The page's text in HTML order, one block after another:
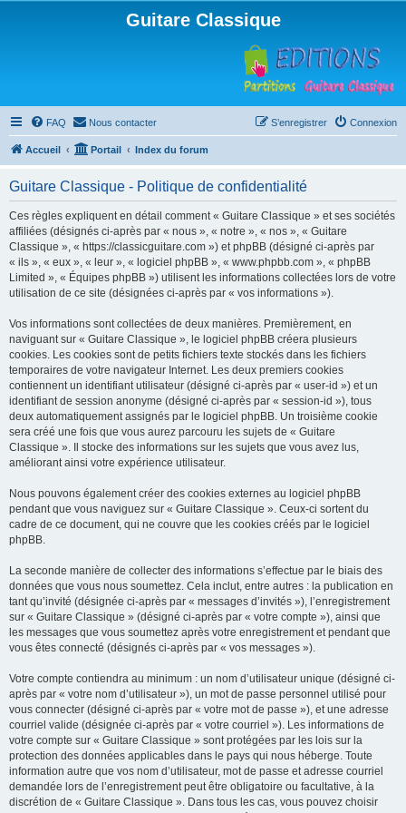
Guitare Classique
FAQ Nous contacter Connexion
S’enregistrer
Accueil Portail Index du forum
Guitare Classique - Politique de confidentialité
Ces règles expliquent en détail comment « Guitare Classique » et ses sociétés
affiliées (désignés ci-après par « nous », « notre », « nos », « Guitare
Classique », « https://classicguitare.com ») et phpBB (désigné ci-après par
« ils », « eux », « leur », « logiciel phpBB », « www.phpbb.com », « phpBB
Limited », « Équipes phpBB ») utilisent les informations collectées lors de votre
utilisation de ce site (désignées ci-après par « vos informations »).
Vos informations sont collectées de deux manières. Premièrement, en
naviguant sur « Guitare Classique », le logiciel phpBB créera plusieurs
cookies. Les cookies sont de petits fichiers texte stockés dans les fichiers
temporaires de votre navigateur Internet. Les deux premiers cookies
contiennent un identifiant utilisateur (désigné ci-après par « user-id ») et un
identifiant de session anonyme (désigné ci-après par « session-id »), tous
deux automatiquement assignés par le logiciel phpBB. Un troisième cookie
sera créé une fois que vous aurez parcouru les sujets de « Guitare
Classique ». Il stocke des informations sur les sujets que vous avez lus,
améliorant ainsi votre expérience utilisateur.
Nous pouvons également créer des cookies externes au logiciel phpBB
pendant que vous naviguez sur « Guitare Classique ». Ceux-ci sortent du
cadre de ce document, qui ne couvre que les cookies créés par le logiciel
phpBB.
La seconde manière de collecter des informations s’effectue par le biais des
données que vous nous soumettez. Cela inclut, entre autres : la publication en
tant qu’invité (désignée ci-après par « messages d’invités »), l’enregistrement
sur « Guitare Classique » (désigné ci-après par « votre compte »), ainsi que
les messages que vous soumettez après votre enregistrement et pendant que
vous êtes connecté (désignés ci-après par « vos messages »).
Votre compte contiendra au minimum : un nom d’utilisateur unique (désigné ci-
après par « votre nom d’utilisateur »), un mot de passe personnel utilisé pour
vous connecter (désigné ci-après par « votre mot de passe »), et une adresse
courriel valide (désignée ci-après par « votre courriel »). Les informations de
votre compte sur « Guitare Classique » sont protégées par les lois sur la
protection des données applicables dans le pays qui nous héberge. Toute
information autre que vos nom d’utilisateur, mot de passe et adresse courriel
demandée lors de l’enregistrement peut être obligatoire ou facultative, à la
discrétion de « Guitare Classique ». Dans tous les cas, vous pouvez choisir